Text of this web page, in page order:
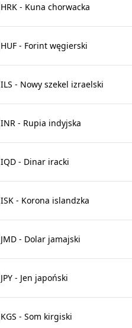
HRK - Kuna chorwacka
HUF - Forint węgierski
ILS - Nowy szekel izraelski
INR - Rupia indyjska
IQD - Dinar iracki
ISK - Korona islandzka
JMD - Dolar jamajski
JPY - Jen japoński
KGS - Som kirgiski